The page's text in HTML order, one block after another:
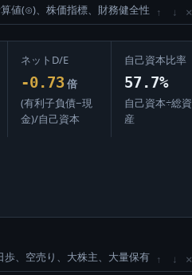
値(⊙)、株価指標、財務健全性 ↑ ↓ ×
ネットD/E
-0.73 倍
(有利子負債−現
金)/自己資本
自己資本比率
57.7%
自己資本÷総資
産
歩、空売り、大株主、大量保有 ↑ ↓ ×